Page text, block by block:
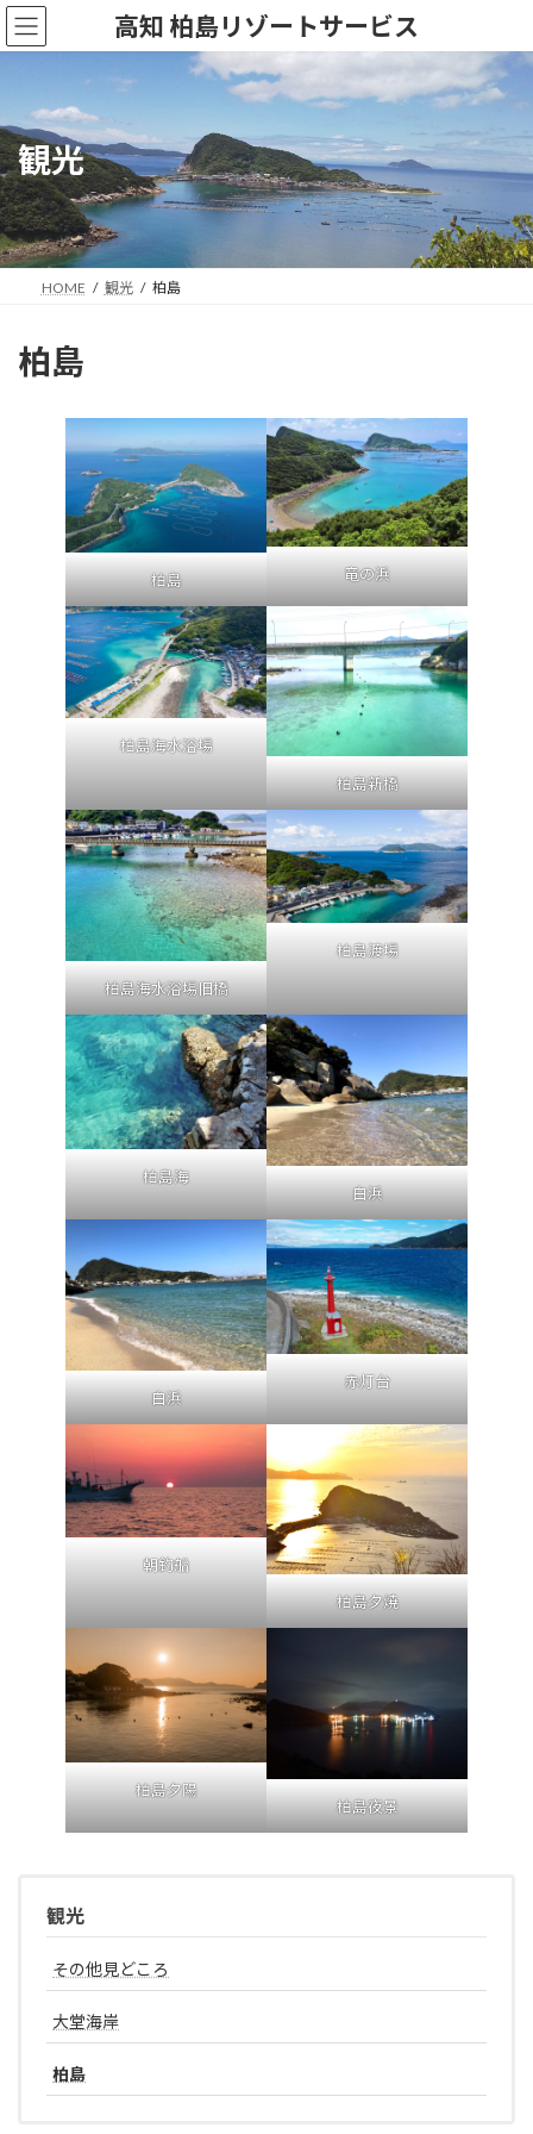
コ
ン
へ
ス
キ
ッ
プ
ナ
ビ
ョ
ン
に
移
動
高知 柏島リゾートサービス
観光
HOME 観光 柏島
柏島
柏島 竜の浜
柏島海水浴場
柏島新橋
柏島海水浴場旧橋
柏島渡場
柏島海
白浜
白浜
赤灯台
朝釣船
柏島夕焼
柏島夕陽
柏島夜景
観光
その他見どころ
大堂海岸
柏島